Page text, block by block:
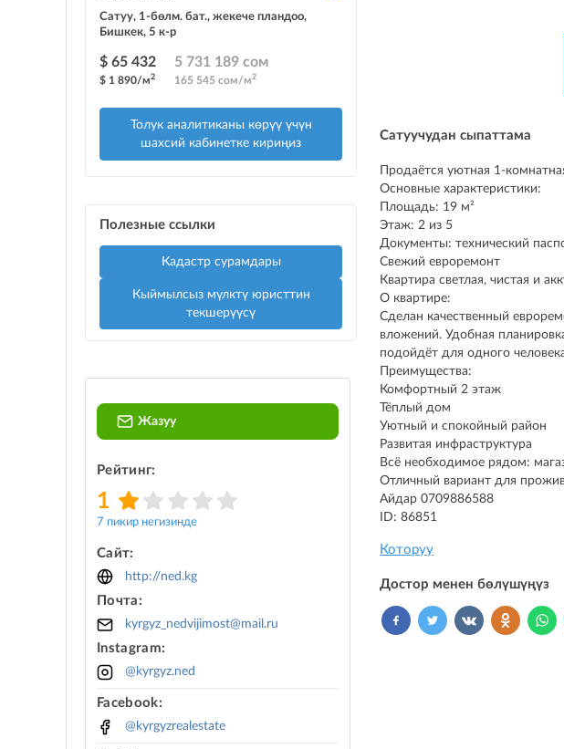
Сатуу, 1-бөлм. бат., жекече пландоо,
Бишкек, 5 к-р
$ 65 432
$ 1 890/м2
5 731 189 сом
165 545 сом/м2
Толук аналитиканы көрүү үчүн
шахсий кабинетке кириңиз
Полезные ссылки
Кадастр сурамдары
Кыймылсыз мүлктү юристтин
текшерүүсү
Жазуу
Рейтинг:
1
7 пикир негизинде
Сайт:
http://ned.kg
Почта:
kyrgyz_nedvijimost@mail.ru
Instagram:
@kyrgyz.ned
Facebook:
@kyrgyzrealestate
Сатуучудан сыпаттама
Продаётся уютная 1-
Основные характеристики:
Площадь: 19 м²
Этаж: 2 из 5
Документы: технический
Свежий евроремонт
Квартира светлая, чистая и
О квартире:
Сделан качественный
вложений. Удобная
подойдёт для одного
Преимущества:
Комфортный 2 этаж
Тёплый дом
Уютный и спокойный район
Развитая инфраструктура
Всё необходимое рядом:
Отличный вариант для
Айдар 0709886588
ID: 86851
Которуу
Достор менен бөлүшүңүз